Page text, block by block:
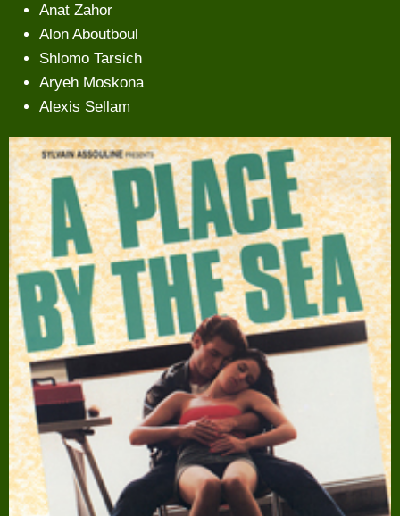
Anat Zahor
Alon Aboutboul
Shlomo Tarsich
Aryeh Moskona
Alexis Sellam